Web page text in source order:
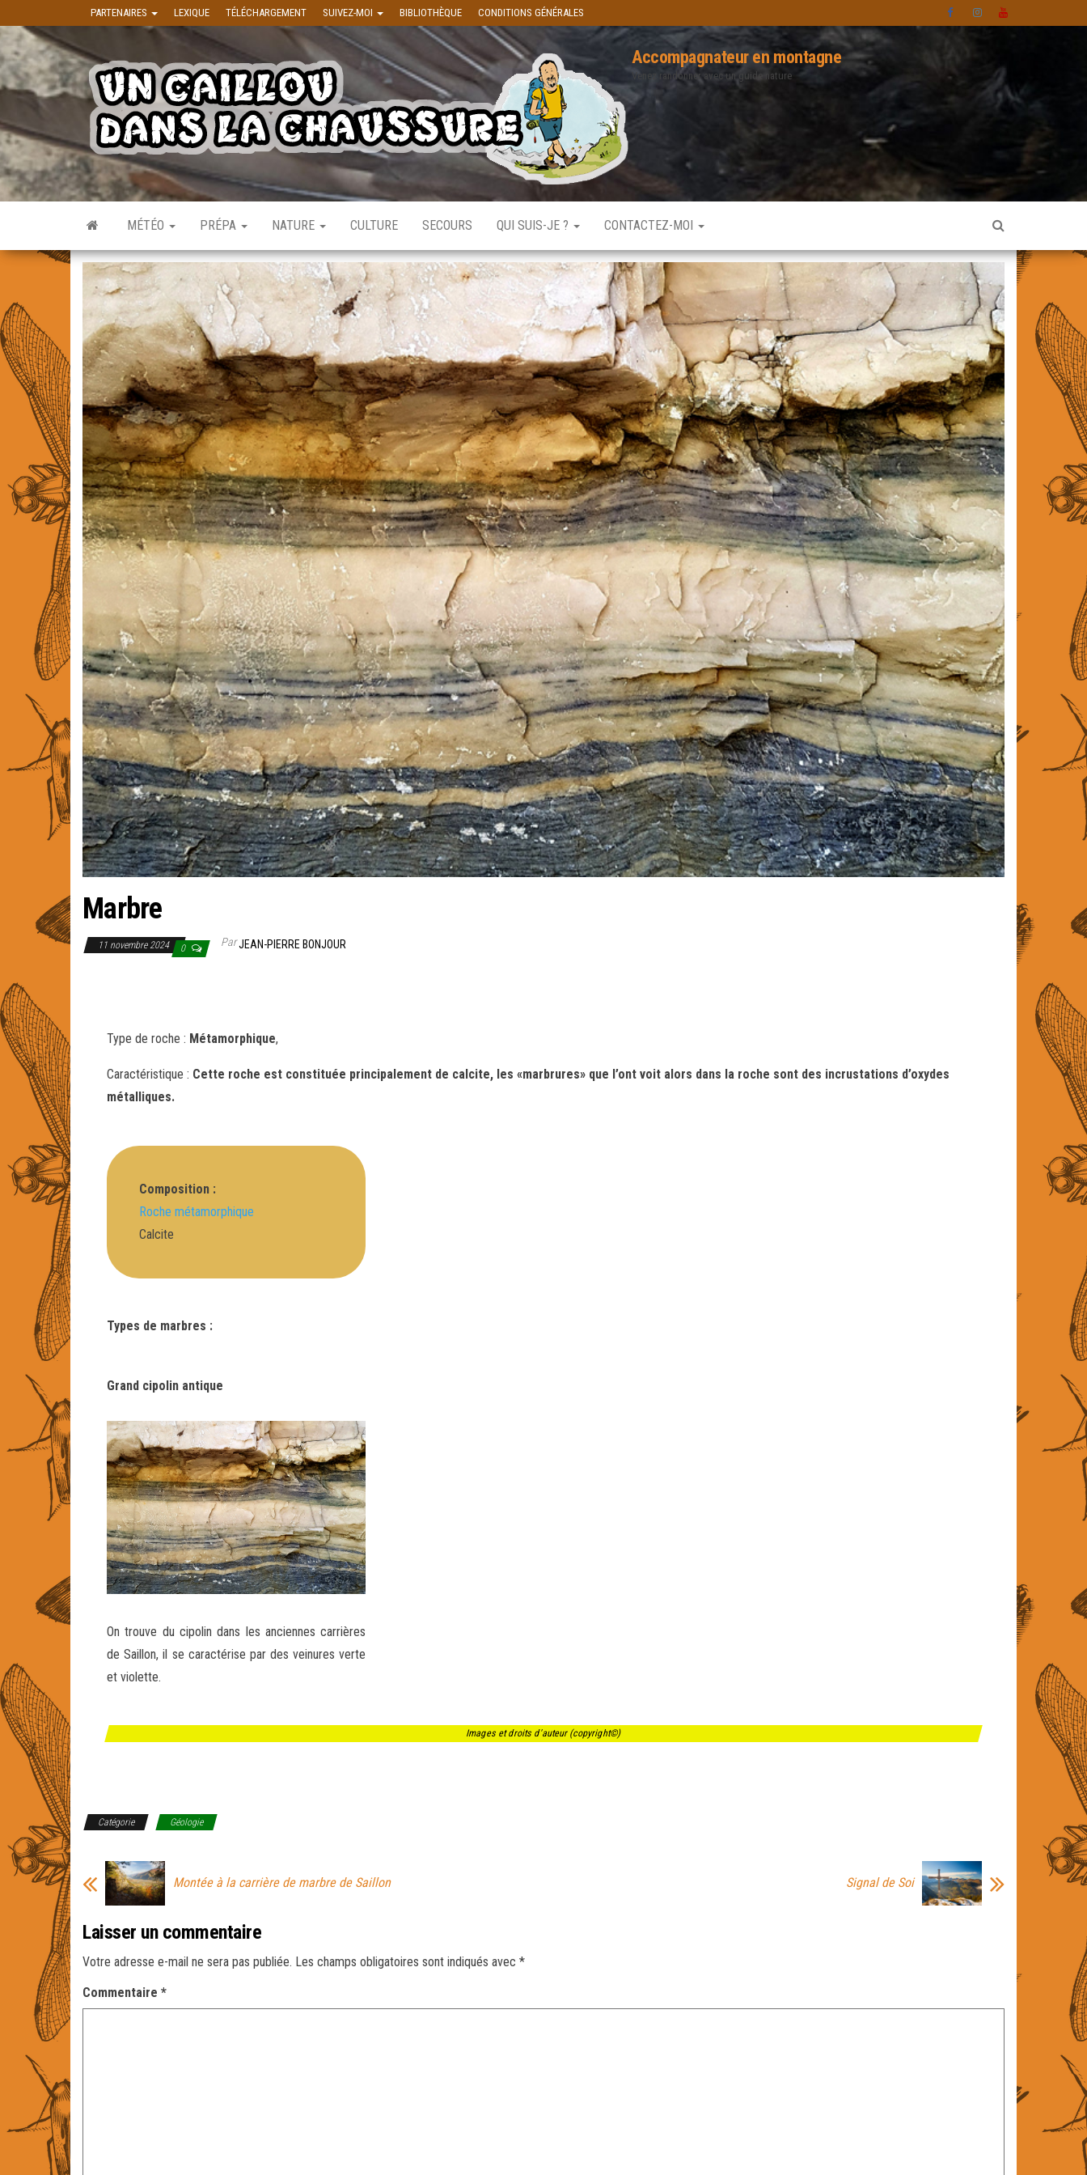
Skip to the contentPARTENAIRES LEXIQUE TÉLÉCHARGEMENT SUIVEZ-MOI BIBLIOTHÈQUE CONDITIONS GÉNÉRALES
Accompagnateur en montagne
Venez randonner avec un guide nature
MÉTÉO PRÉPA NATURE CULTURE SECOURS QUI SUIS-JE ? CONTACTEZ-MOI
Marbre
11 novembre 2024 0 ParJEAN-PIERRE BONJOUR
Type de roche : Métamorphique,
Caractéristique : Cette roche est constituée principalement de calcite, les «marbrures» que l’ont voit alors dans la roche sont des incrustations d’oxydes
métalliques.
Composition :
Roche métamorphique
Calcite
Types de marbres :
Grand cipolin antique
On trouve du cipolin dans les anciennes carrières
de Saillon, il se caractérise par des veinures verte
et violette.
Images et droits d'auteur (copyright©)
Catégorie Géologie
Montée à la carrière de marbre de Saillon Signal de Soi
Laisser un commentaire
Votre adresse e-mail ne sera pas publiée. Les champs obligatoires sont indiqués avec *
Commentaire *